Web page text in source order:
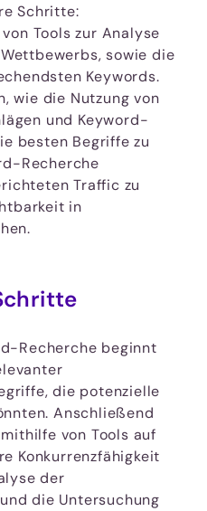
Schritte:
Tools zur Analyse
sowie die
Keywords.
wie die Nutzung von
und Keyword-
besten Begriffe zu
Recherche
Traffic zu
in
Recherche beginnt
die potenzielle
Anschließend
von Tools auf
Konkurrenzfähigkeit
der
die Untersuchung